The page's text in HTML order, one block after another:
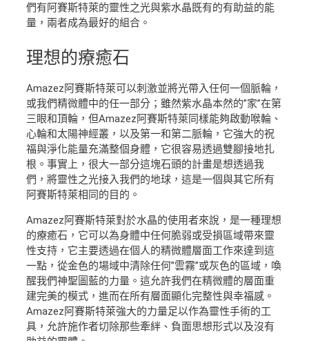
們有阿賽斯特萊的靈性之光與紫水晶既有的有助益的能
量，兩者成為最好的組合。
理想的療癒石
Amazez阿賽斯特萊可以刺激並將光帶入任何一個脈輪，
或我們精微體中的任一部分；雖然紫水晶本然的”家”在第
三眼和頂輪，但Amazez阿賽斯特萊同樣能夠啟動喉輪、
心輪和太陽神經叢，以及第一和第二脈輪，它強大的祝
福與淨化能量充滿整個身體，它很容易透過雙腳接地扎
根。事實上，很大一部分這塊石頭的計畫是想透過我
們，將靈性之光接入我們的地球，這是一個與其它所有
阿賽斯特萊相同的目的。
Amazez阿賽斯特萊對於水晶的使用者來說，是一種理想
的療癒石，它可以為身體中任何脆弱或受損區域帶來靈
性支持，它主要透過在個人的精微體層面工作來達到這
一點，從金色的場域中清除任何”雲霧”或灰色的區域，喚
醒我們神聖圖藍的力量。這允許我們在精微體的層面重
建完美的模式，進而在所有層面顯化完整性與幸福感。
Amazez阿賽斯特萊強大的力量足以作為靈性手術的工
具，允許施作者切除那些牽絆、負面思想形式以及沒有